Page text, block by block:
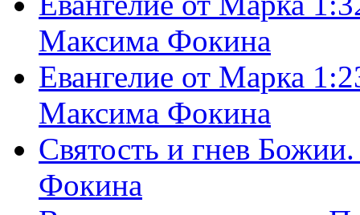
Максима Фокина
Евангелие от Марка
Максима Фокина
Святость и гнев
Фокина